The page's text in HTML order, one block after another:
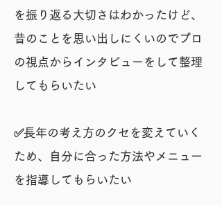
を振り返る大切さはわかったけど、
昔のことを思い出しにくいのでプロ
の視点からインタビューをして整理
してもらいたい
✅長年の考え方のクセを変えていく
ため、自分に合った方法やメニュー
を指導してもらいたい